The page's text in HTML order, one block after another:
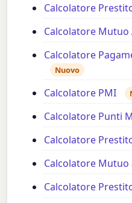
Calcolatore
Calcolatore Mutuo
Calcolatore
Nuovo
Calcolatore PMI
Calcolatore Punti
Calcolatore
Calcolatore Mutuo
Calcolatore